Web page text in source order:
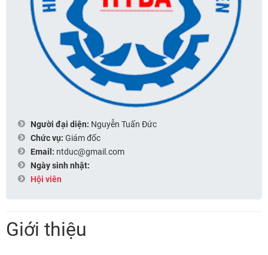
Người đại diện: Nguyễn Tuấn Đức
Chức vụ: Giám đốc
Email: ntduc@gmail.com
Ngày sinh nhật:
Hội viên
Giới thiệu